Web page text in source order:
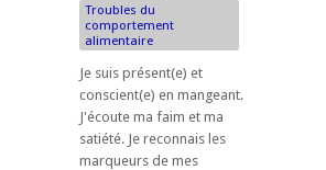
Troubles du
comportement
alimentaire
Je suis présent(e) et
conscient(e) en mangeant.
J'écoute ma faim et ma
satiété. Je reconnais les
marqueurs de mes